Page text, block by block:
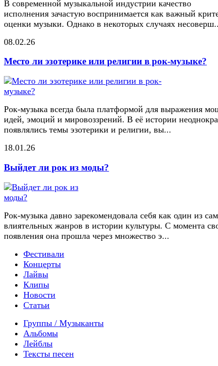
В современной музыкальной индустрии качество
исполнения зачастую воспринимается как важный
оценки музыки. Однако в некоторых случаях
08.02.26
Место ли эзотерике или религии в рок-музыке?
Рок-музыка всегда была платформой для выражения
идей, эмоций и мировоззрений. В её истории
появлялись темы эзотерики и религии, вы...
18.01.26
Выйдет ли рок из моды?
Рок-музыка давно зарекомендовала себя как один из
влиятельных жанров в истории культуры. С момента
появления она прошла через множество э...
Фестивали
Концерты
Лайвы
Клипы
Новости
Статьи
Группы / Музыканты
Альбомы
Лейблы
Тексты песен